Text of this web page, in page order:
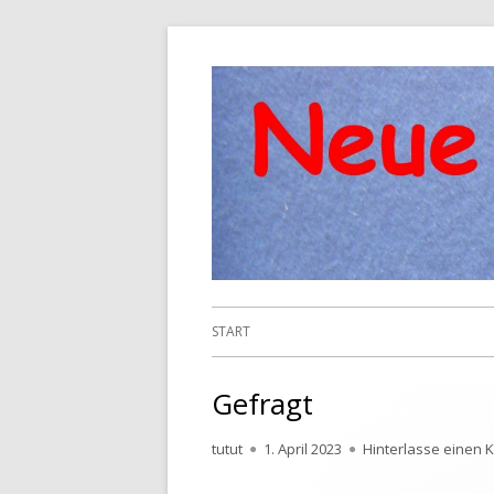
Primäres
START
Gefragt
Autor
tutut
Veröffentlicht
1. April 2023 Hinterlasse einen